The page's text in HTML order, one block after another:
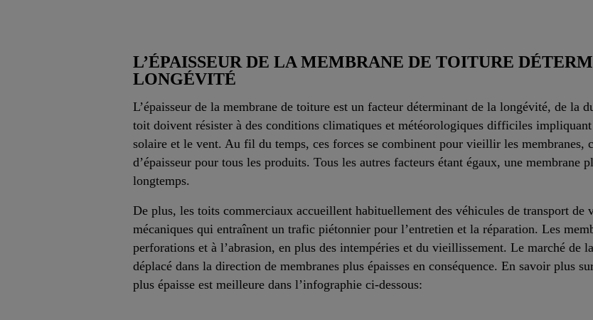
L’ÉPAISSEUR DE LA MEMBRANE DE TOITURE
LONGÉVITÉ
L’épaisseur de la membrane de toiture est un facteur déterminant de la longévité, de la
toit doivent résister à des conditions climatiques et météorologiques difficiles
solaire et le vent. Au fil du temps, ces forces se combinent pour vieillir les membranes,
d’épaisseur pour tous les produits. Tous les autres facteurs étant égaux, une membrane
longtemps.
De plus, les toits commerciaux accueillent habituellement des véhicules de transport de
mécaniques qui entraînent un trafic piétonnier pour l’entretien et la réparation. Les
perforations et à l’abrasion, en plus des intempéries et du vieillissement. Le marché de
déplacé dans la direction de membranes plus épaisses en conséquence. En savoir plus
plus épaisse est meilleure dans l’infographie ci-dessous: